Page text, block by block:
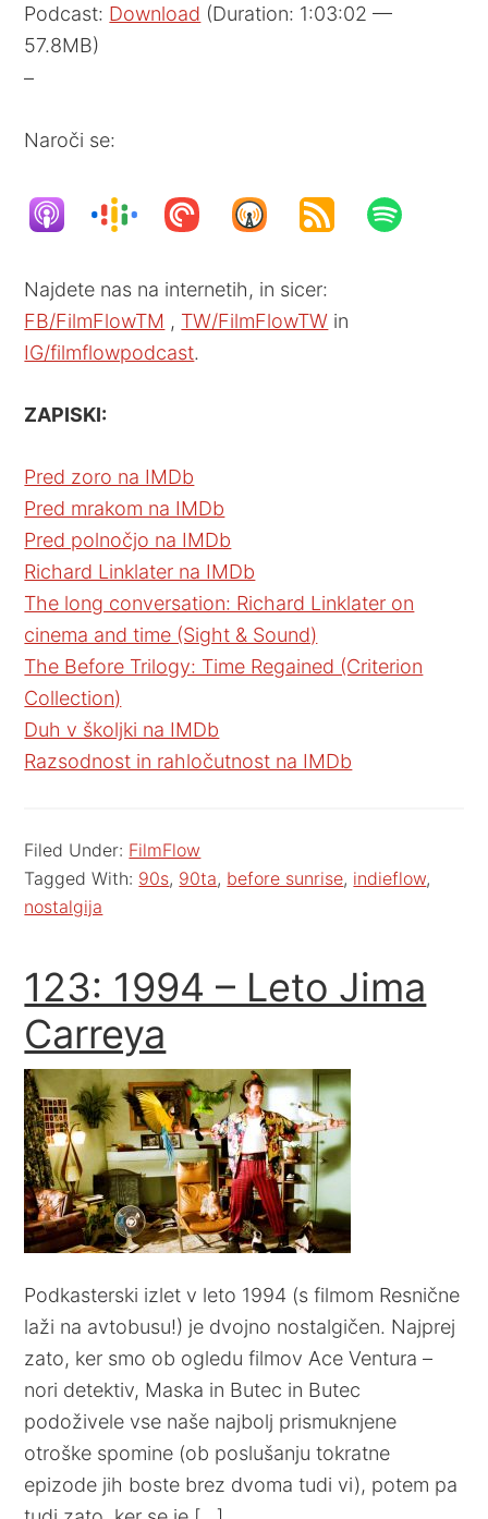
Podcast: Download (Duration: 1:03:02 —
57.8MB)
–
Naroči se:
Najdete nas na internetih, in sicer:
FB/FilmFlowTM , TW/FilmFlowTW in
IG/filmflowpodcast.
ZAPISKI:
Pred zoro na IMDb
Pred mrakom na IMDb
Pred polnočjo na IMDb
Richard Linklater na IMDb
The long conversation: Richard Linklater on
cinema and time (Sight & Sound)
The Before Trilogy: Time Regained (Criterion
Collection)
Duh v školjki na IMDb
Razsodnost in rahločutnost na IMDb
Filed Under: FilmFlow
Tagged With: 90s, 90ta, before sunrise, indieflow,
nostalgija
123: 1994 – Leto Jima
Carreya
Podkasterski izlet v leto 1994 (s filmom Resnične
laži na avtobusu!) je dvojno nostalgičen. Najprej
zato, ker smo ob ogledu filmov Ace Ventura –
nori detektiv, Maska in Butec in Butec
podoživele vse naše najbolj prismuknjene
otroške spomine (ob poslušanju tokratne
epizode jih boste brez dvoma tudi vi), potem pa